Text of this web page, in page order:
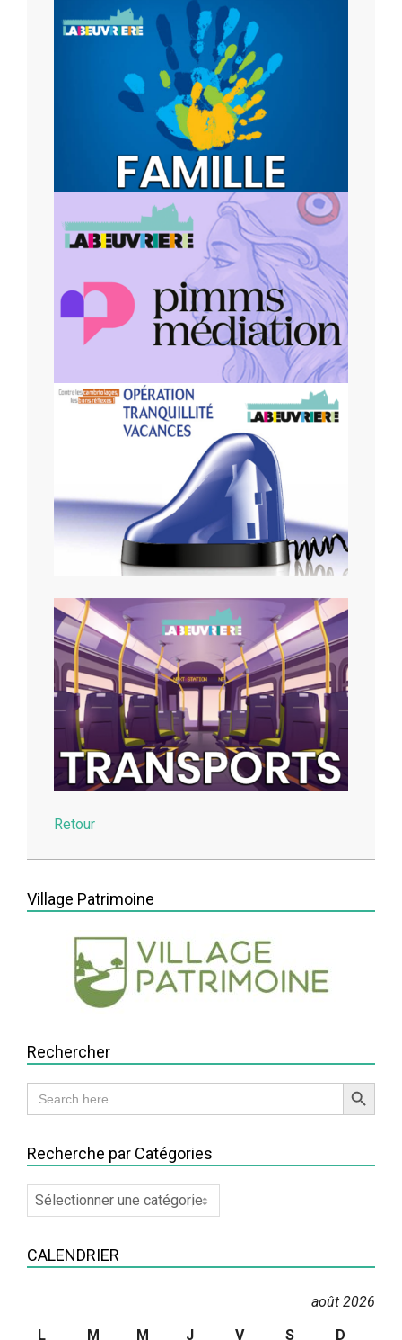
Retour
2026-
26
Village Patrimoine
Rechercher
Search
for:
Search Button
Recherche par Catégories
Recherche
par
CALENDRIER
août 2026
L
M M J V S D